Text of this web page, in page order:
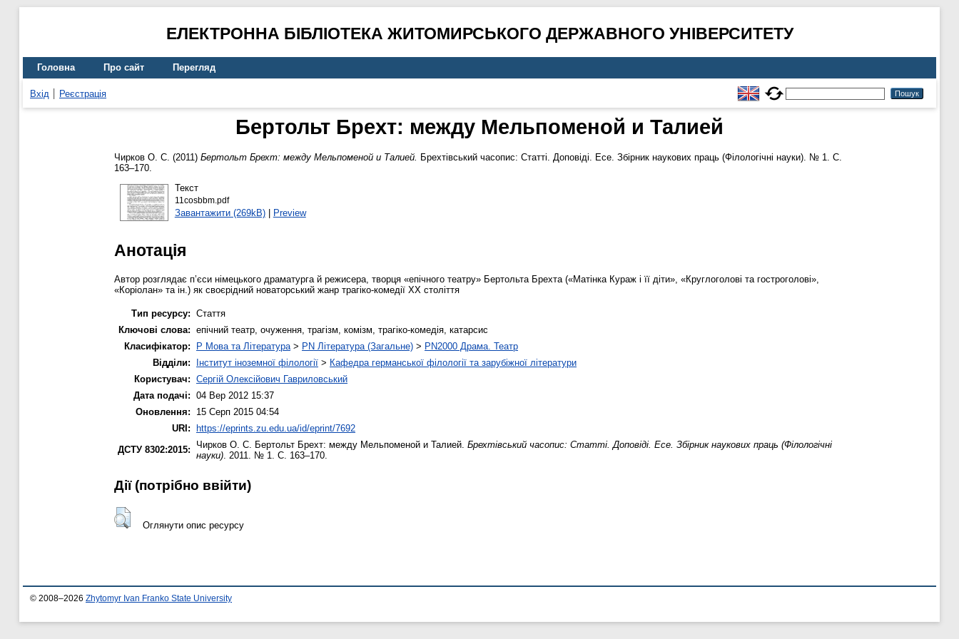
ЕЛЕКТРОННА БІБЛІОТЕКА ЖИТОМИРСЬКОГО ДЕРЖАВНОГО УНІВЕРСИТЕТУ
Головна Про сайт Перегляд
Вхід Реєстрація
Бертольт Брехт: между Мельпоменой и Талией
Чирков О. С. (2011) Бертольт Брехт: между Мельпоменой и Талией. Брехтівський часопис: Статті. Доповіді. Есе. Збірник наукових праць (Філологічні науки). № 1. С.
163–170.
Текст
11cosbbm.pdf
Завантажити (269kB)| Preview
Анотація
Автор розглядає п’єси німецького драматурга й режисера, творця «епічного театру» Бертольта Брехта («Матінка Кураж і її діти», «Круглоголові та гостроголові»,
«Коріолан» та ін.) як своєрідний новаторський жанр трагіко-комедії ХХ століття
Тип ресурсу: Стаття
Ключові слова: епічний театр, очуження, трагізм, комізм, трагіко-комедія, катарсис
Класифікатор:
P Мова та Література > PN Література (Загальне) > PN2000 Драма. Театр
Відділи:
Інститут іноземної філології > Кафедра германської філології та зарубіжної літератури
Користувач: Сергій Олексійович Гавриловський
Дата подачі: 04 Вер 2012 15:37
Оновлення:
15 Серп 2015 04:54
URI: https://eprints.zu.edu.ua/id/eprint/7692
ДСТУ 8302:2015:
Чирков О. С. Бертольт Брехт: между Мельпоменой и Талией. Брехтівський часопис: Статті. Доповіді. Есе. Збірник наукових праць (Філологічні
науки) . 2011. № 1. С. 163–170.
Дії ​​(потрібно ввійти)
Оглянути опис ресурсу
© 2008–2026 Zhytomyr Ivan Franko State University